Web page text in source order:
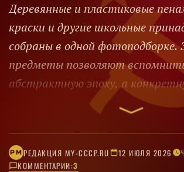
Деревянные и пластиковые
краски и другие школьные
собраны в одной фотоподборке.
предметы позволяют
абстрактную эпоху, а
повседневность уроков и перемен.
РM РЕДАКЦИЯ MY-CCCP.RU 12 ИЮЛЯ 2026
КОММЕНТАРИИ:3